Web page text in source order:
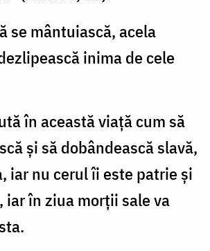
se mântuiască, acela
inima de cele
în această viaţă cum să
şi să dobândească slavă,
iar nu cerul îi este patrie şi
iar în ziua morţii sale va